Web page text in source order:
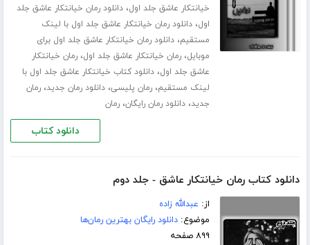
خیانتکار عاشق جلد اول،دانلود رمان خیانتکار عاشق جلد
اول،دانلود رمان خیانتکار عاشق جلد اول با لینک
مستقیم،دانلود رمان خیانتکار عاشق جلد اول برای
موبایل،رمان خیانتکار عاشق جلد اول،رمان خیانتکار
عاشق جلد اول،دانلود کتاب خیانتکار عاشق جلد اول با
لینک مستقیم،رمان پلیسی،دانلود رمان جدید،رمان
جدید،دانلود رمان رایگان،رمان
دانلود کتاب
دانلود کتاب رمان خیانتکار عاشق - جلد دوم
از: عبدالله زاده
موضوع:دانلود رایگان بهترین رمان‌ها
۸۹۹ صفحه